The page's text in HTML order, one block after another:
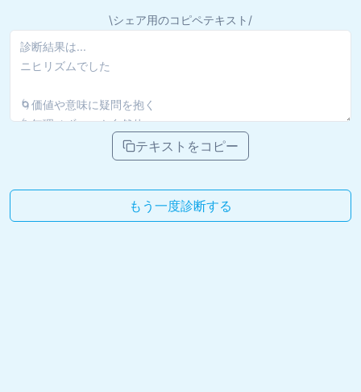
\シェア用のコピペテキスト/
テキストをコピー
もう一度診断する